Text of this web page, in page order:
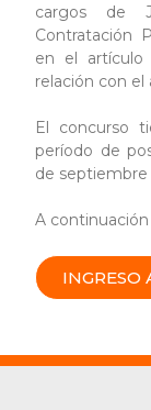
cargos de
Contratación
en el artículo
relación con el
El concurso
período de
de septiembre
A
INGRESO